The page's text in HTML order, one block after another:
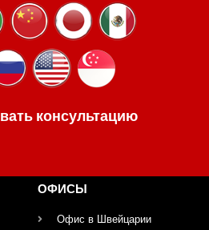
консультацию
ОФИСЫ
Офис в Швейцарии